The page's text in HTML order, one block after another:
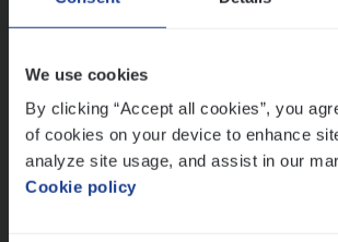
We use cookies
By clicking “Accept all cookies”, you
of cookies on your device to enhance
analyze site usage, and assist in our
Cookie policy
Lees onze verhalen